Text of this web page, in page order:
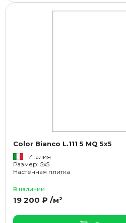
Color Bianco L.111 5 MQ 5x5
Италия
Размер: 5x5
Настенная плитка
В наличии
19 200 ₽ /м²